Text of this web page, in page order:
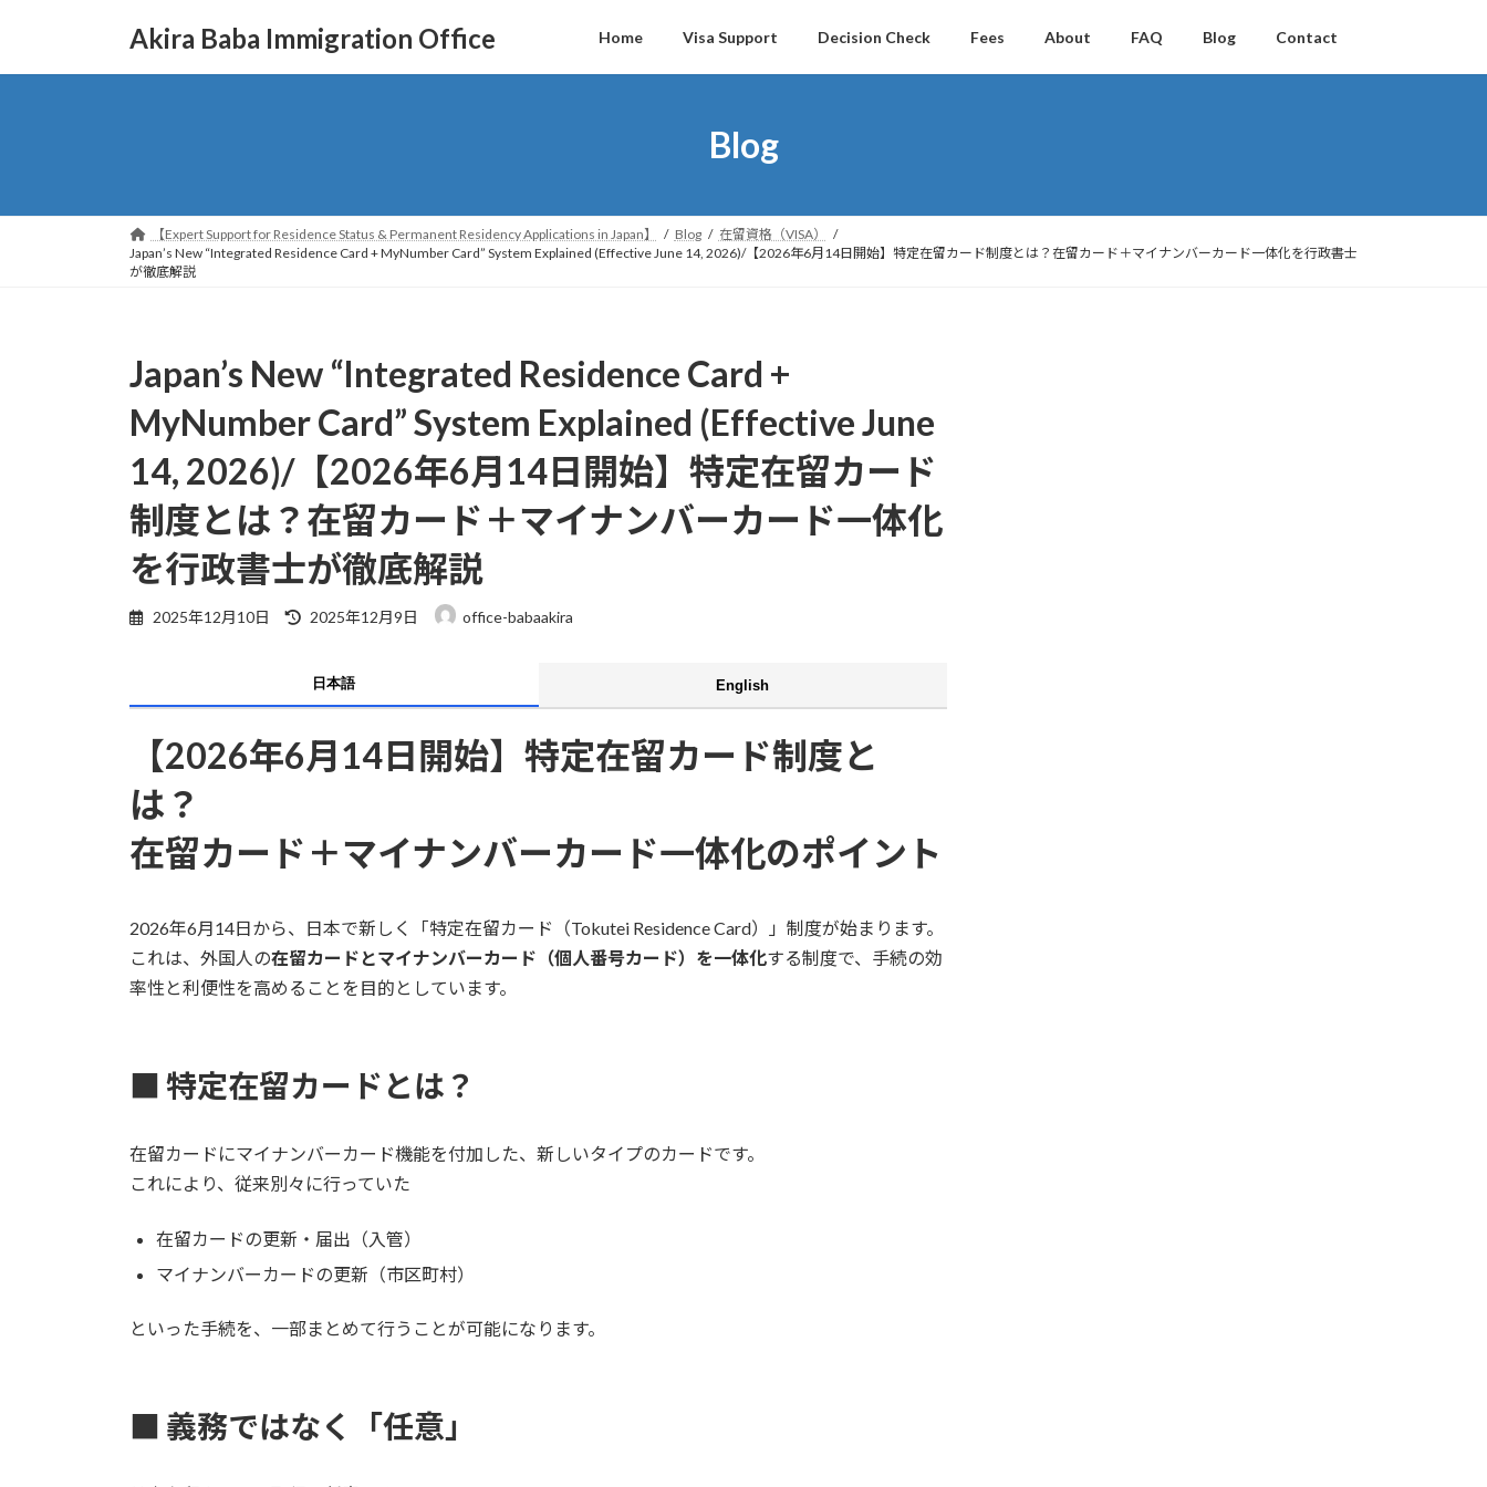
Akira Baba Immigration Office Home Visa Support Decision Check Fees About FAQ Blog Contact
Blog
【Expert Support for Residence Status & Permanent Residency Applications in Japan】 Blog
在留資格（VISA）
Japan’s New “Integrated Residence Card + MyNumber Card” System Explained (Effective June 14, 2026)/【2026年6月14日開始】特定在留カード制度とは？在留カード＋マイナンバーカード一体化を行政書士
が徹底解説
Japan’s New “Integrated Residence Card +
MyNumber Card” System Explained (Effective June
14, 2026)/【2026年6月14日開始】特定在留カード
制度とは？在留カード＋マイナンバーカード一体化
を行政書士が徹底解説
2025年12月10日
最
新
日
:
2025年12月9日 office-babaakira
日本語 English
【2026年6月14日開始】特定在留カード制度と
は？
在留カード＋マイナンバーカード一体化のポイント
2026年6月14日から、日本で新しく「特定在留カード（Tokutei Residence Card）」制度が始まります。
これは、外国人の在留カードとマイナンバーカード（個人番号カード）を一体化する制度で、手続の効
率性と利便性を高めることを目的としています。
■ 特定在留カードとは？
在留カードにマイナンバーカード機能を付加した、新しいタイプのカードです。
これにより、従来別々に行っていた
在留カードの更新・届出（入管）
マイナンバーカードの更新（市区町村）
といった手続を、一部まとめて行うことが可能になります。
■ 義務ではなく「任意」